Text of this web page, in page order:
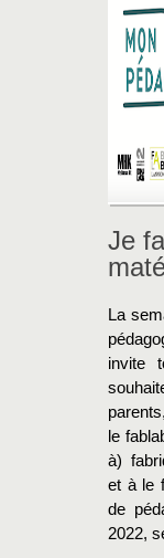
Je
La
invite
le
à)
et à le
de
2022,